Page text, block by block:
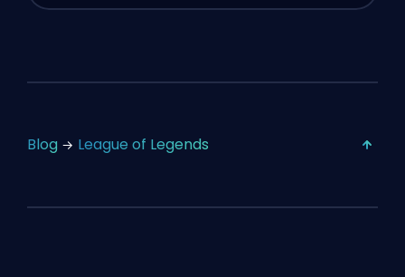
Blog League of Legends